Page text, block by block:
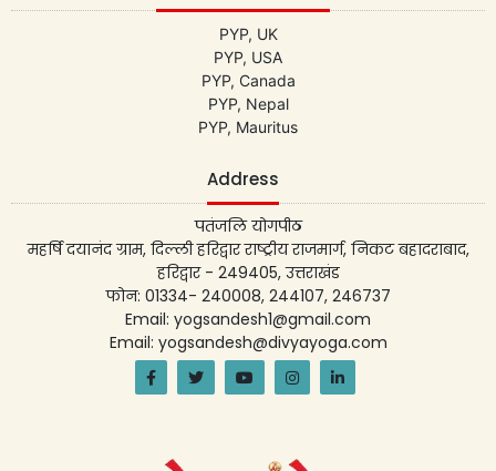
PYP, UK
PYP, USA
PYP, Canada
PYP, Nepal
PYP, Mauritus
Address
पतंजलि योगपीठ
महर्षि दयानंद ग्राम, दिल्ली हरिद्वार राष्ट्रीय राजमार्ग, निकट बहादराबाद,
हरिद्वार - 249405, उत्तराखंड
फोन: 01334- 240008, 244107, 246737
Email: yogsandesh1@gmail.com
Email: yogsandesh@divyayoga.com